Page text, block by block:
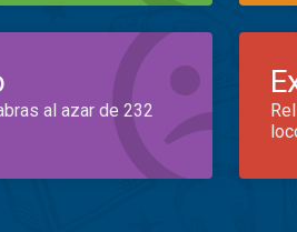
al azar de 232